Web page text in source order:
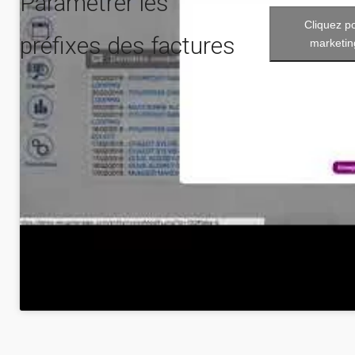
préfixes des factures
Cliquez